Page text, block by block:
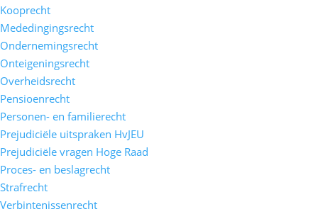
Kooprecht
Mededingingsrecht
Ondernemingsrecht
Onteigeningsrecht
Overheidsrecht
Pensioenrecht
Personen- en familierecht
Prejudiciële uitspraken HvJEU
Prejudiciële vragen Hoge Raad
Proces- en beslagrecht
Strafrecht
Verbintenissenrecht